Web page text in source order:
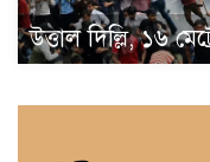
উত্তাল দিল্লি, ১৬